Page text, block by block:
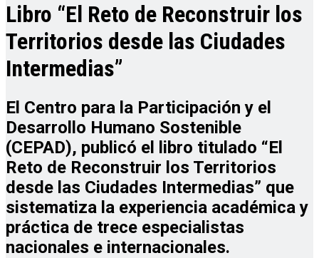
Libro “El Reto de Reconstruir los
Territorios desde las Ciudades
Intermedias”
El Centro para la Participación y el
Desarrollo Humano Sostenible
(CEPAD), publicó el libro titulado “El
Reto de Reconstruir los Territorios
desde las Ciudades Intermedias” que
sistematiza la experiencia académica y
práctica de trece especialistas
nacionales e internacionales.